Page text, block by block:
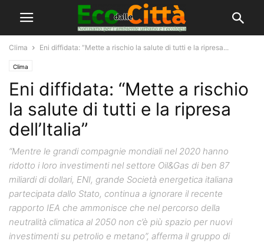
Clima Eni diffidata: “Mette a rischio la salute di tutti e la ripresa...
Clima
Eni diffidata: “Mette a rischio
la salute di tutti e la ripresa
dell’Italia”
“Mentre le grandi compagnie mondiali nel 2020 hanno
ridotto i loro investimenti nel settore Oil&Gas di ben 87
miliardi di dollari, ENI, grande Società energetica italiana
partecipata dallo Stato, continua a ignorare il recente
rapporto IEA che ammonisce che nel percorso della
neutralità climatica al 2050 non c’è più spazio per nuovi
investimenti su petrolio e metano”, afferma il gruppo di